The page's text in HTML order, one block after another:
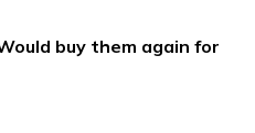
buy them again for